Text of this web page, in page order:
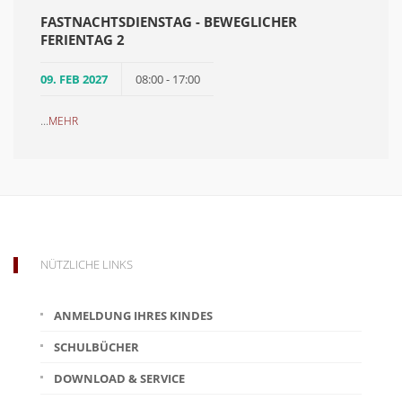
FASTNACHTSDIENSTAG - BEWEGLICHER
FERIENTAG 2
09. FEB 2027 08:00 - 17:00
...MEHR
NÜTZLICHE LINKS
ANMELDUNG IHRES KINDES
SCHULBÜCHER
DOWNLOAD & SERVICE